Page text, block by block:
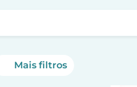
Mais filtros